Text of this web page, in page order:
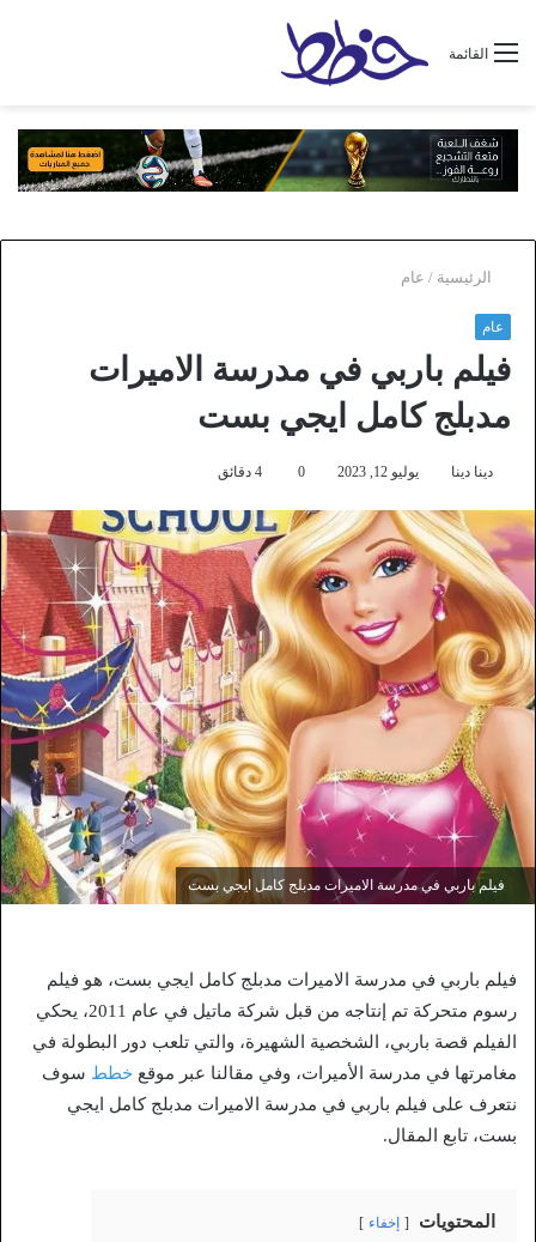
القائمة
الرئيسية / عام
عام
فيلم باربي في مدرسة الاميرات
مدبلج كامل ايجي بست
دينا دينا يوليو 12, 2023 0
فيلم باربي في مدرسة الاميرات مدبلج كامل ايجي بست
فيلم باربي في مدرسة الاميرات مدبلج كامل ايجي بست، هو فيلم
رسوم متحركة تم إنتاجه من قبل شركة ماتيل في عام 2011، يحكي
الفيلم قصة باربي، الشخصية الشهيرة، والتي تلعب دور البطولة في
مغامرتها في مدرسة الأميرات، وفي مقالنا عبر موقع خطط سوف
نتعرف على فيلم باربي في مدرسة الاميرات مدبلج كامل ايجي
بست، تابع المقال.
المحتويات إخفاء